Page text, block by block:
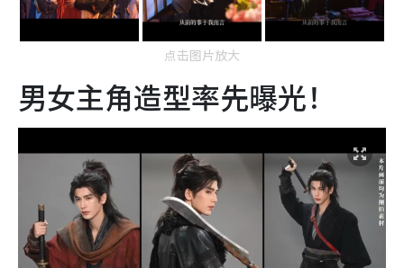
点击图片放大
男女主角造型率先曝光！